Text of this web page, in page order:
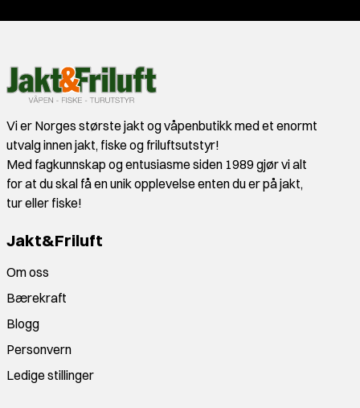
Vi er Norges største jakt og våpenbutikk med et enormt
utvalg innen jakt, fiske og friluftsutstyr!
Med fagkunnskap og entusiasme siden 1989 gjør vi alt
for at du skal få en unik opplevelse enten du er på jakt,
tur eller fiske!
Jakt&Friluft
Om oss
Bærekraft
Blogg
Personvern
Ledige stillinger